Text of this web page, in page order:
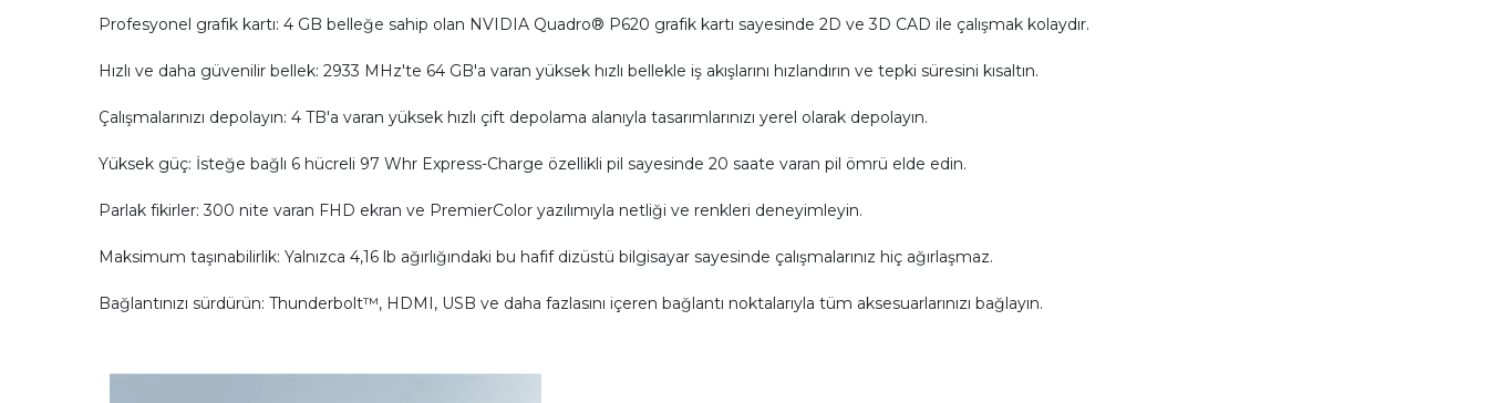
Profesyonel grafik kartı: 4 GB belleğe sahip olan NVIDIA Quadro® P620 grafik kartı sayesinde 2D ve 3D CAD ile çalışmak kolaydır.
Hızlı ve daha güvenilir bellek: 2933 MHz'te 64 GB'a varan yüksek hızlı bellekle iş akışlarını hızlandırın ve tepki süresini kısaltın.
Çalışmalarınızı depolayın: 4 TB'a varan yüksek hızlı çift depolama alanıyla tasarımlarınızı yerel olarak depolayın.
Yüksek güç: İsteğe bağlı 6 hücreli 97 Whr Express-Charge özellikli pil sayesinde 20 saate varan pil ömrü elde edin.
Parlak fikirler: 300 nite varan FHD ekran ve PremierColor yazılımıyla netliği ve renkleri deneyimleyin.
Maksimum taşınabilirlik: Yalnızca 4,16 lb ağırlığındaki bu hafif dizüstü bilgisayar sayesinde çalışmalarınız hiç ağırlaşmaz.
Bağlantınızı sürdürün: Thunderbolt™, HDMI, USB ve daha fazlasını içeren bağlantı noktalarıyla tüm aksesuarlarınızı bağlayın.